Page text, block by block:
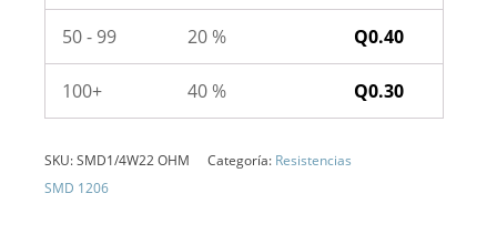
50 - 99 20 % Q0.40
100+ 40 % Q0.30
SKU:SMD1/4W22 OHM Categoría: Resistencias
SMD 1206